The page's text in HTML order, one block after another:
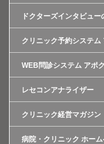
ドクターズインタビュー
クリニック予約システム
WEB問診システム アポ
レセコンアナライザー
クリニック経営マガジン
病院・クリニック ホー